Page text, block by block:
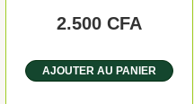
2.500 CFA
AJOUTER AU PANIER